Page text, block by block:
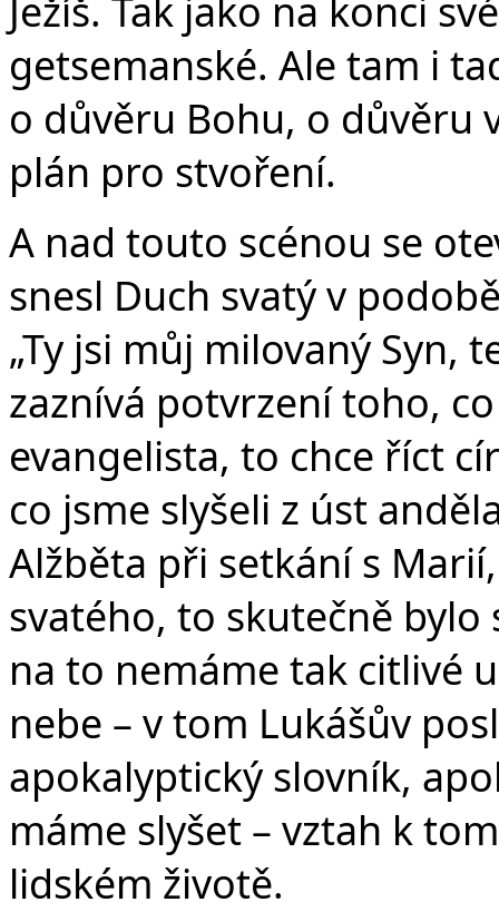
Ježíš. Tak jako na konci
getsemanské. Ale tam i
o důvěru Bohu, o důvěru
plán pro stvoření.
A nad touto scénou se
snesl Duch svatý v
„Ty jsi můj milovaný Syn,
zaznívá potvrzení toho,
evangelista, to chce říct
co jsme slyšeli z úst
Alžběta při setkání s
svatého, to skutečně
na to nemáme tak citlivé
nebe – v tom Lukášův
apokalyptický slovník,
máme slyšet – vztah k
lidském životě.